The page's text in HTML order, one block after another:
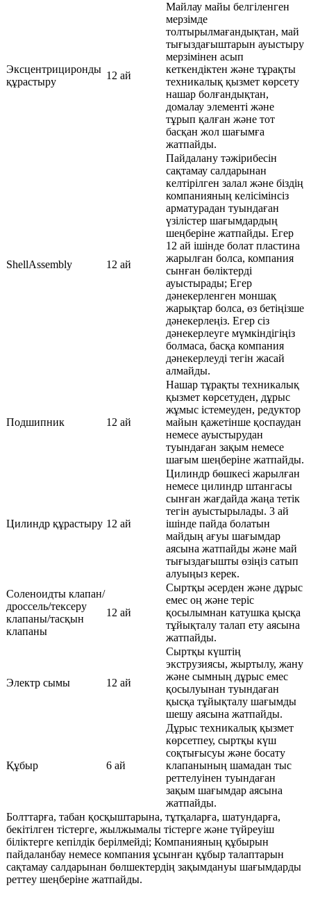
Эксцентрициронды
құрастыру
12 ай
Майлау майы белгіленген
мерзімде
толтырылмағандықтан, май
тығыздағыштарын ауыстыру
мерзімінен асып
кеткендіктен және тұрақты
техникалық қызмет көрсету
нашар болғандықтан,
домалау элементі және
тұрып қалған және тот
басқан жол шағымға
жатпайды.
ShellAssembly 12 ай
Пайдалану тәжірибесін
сақтамау салдарынан
келтірілген залал және біздің
компанияның келісімінсіз
арматурадан туындаған
үзілістер шағымдардың
шеңберіне жатпайды. Егер
12 ай ішінде болат пластина
жарылған болса, компания
сынған бөліктерді
ауыстырады; Егер
дәнекерленген моншақ
жарықтар болса, өз бетіңізше
дәнекерлеңіз. Егер сіз
дәнекерлеуге мүмкіндігіңіз
болмаса, басқа компания
дәнекерлеуді тегін жасай
алмайды.
Подшипник 12 ай
Нашар тұрақты техникалық
қызмет көрсетуден, дұрыс
жұмыс істемеуден, редуктор
майын қажетінше қоспаудан
немесе ауыстырудан
туындаған зақым немесе
шағым шеңберіне жатпайды.
Цилиндр құрастыру 12 ай
Цилиндр бөшкесі жарылған
немесе цилиндр штангасы
сынған жағдайда жаңа тетік
тегін ауыстырылады. 3 ай
ішінде пайда болатын
майдың ағуы шағымдар
аясына жатпайды және май
тығыздағышты өзіңіз сатып
алуыңыз керек.
Соленоидты клапан/
дроссель/тексеру
клапаны/тасқын
клапаны
12 ай
Сыртқы әсерден және дұрыс
емес оң және теріс
қосылымнан катушка қысқа
тұйықталу талап ету аясына
жатпайды.
Электр сымы 12 ай
Сыртқы күштің
экструзиясы, жыртылу, жану
және сымның дұрыс емес
қосылуынан туындаған
қысқа тұйықталу шағымды
шешу аясына жатпайды.
Құбыр 6 ай
Дұрыс техникалық қызмет
көрсетпеу, сыртқы күш
соқтығысуы және босату
клапанының шамадан тыс
реттелуінен туындаған
зақым шағымдар аясына
жатпайды.
Болттарға, табан қосқыштарына, тұтқаларға, шатундарға,
бекітілген тістерге, жылжымалы тістерге және түйреуіш
біліктерге кепілдік берілмейді; Компанияның құбырын
пайдаланбау немесе компания ұсынған құбыр талаптарын
сақтамау салдарынан бөлшектердің зақымдануы шағымдарды
реттеу шеңберіне жатпайды.